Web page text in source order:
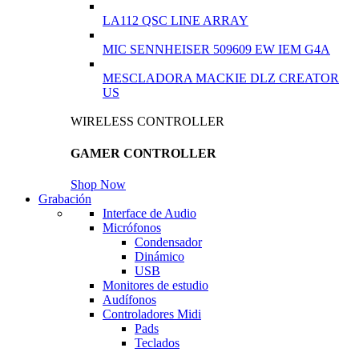
LA112 QSC LINE ARRAY
MIC SENNHEISER 509609 EW IEM G4A
MESCLADORA MACKIE DLZ CREATOR
US
WIRELESS CONTROLLER
GAMER CONTROLLER
Shop Now
Grabación
Interface de Audio
Micrófonos
Condensador
Dinámico
USB
Monitores de estudio
Audífonos
Controladores Midi
Pads
Teclados